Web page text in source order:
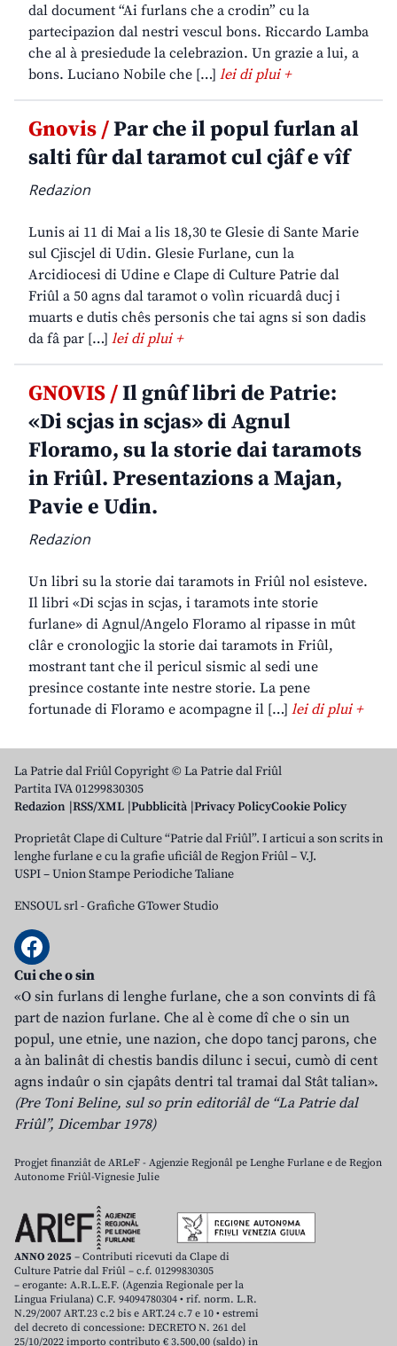
dal document “Ai furlans che a crodin” cu la
partecipazion dal nestri vescul bons. Riccardo Lamba
che al à presiedude la celebrazion. Un grazie a lui, a
bons. Luciano Nobile che […] lei di plui +
Gnovis /Par che il popul furlan al
salti fûr dal taramot cul cjâf e vîf
Redazion
Lunis ai 11 di Mai a lis 18,30 te Glesie di Sante Marie
sul Cjiscjel di Udin. Glesie Furlane, cun la
Arcidiocesi di Udine e Clape di Culture Patrie dal
Friûl a 50 agns dal taramot o volìn ricuardâ ducj i
muarts e dutis chês personis che tai agns si son dadis
da fâ par […] lei di plui +
GNOVIS /Il gnûf libri de Patrie:
«Di scjas in scjas» di Agnul
Floramo, su la storie dai taramots
in Friûl. Presentazions a Majan,
Pavie e Udin.
Redazion
Un libri su la storie dai taramots in Friûl nol esisteve.
Il libri «Di scjas in scjas, i taramots inte storie
furlane» di Agnul/Angelo Floramo al ripasse in mût
clâr e cronologjic la storie dai taramots in Friûl,
mostrant tant che il pericul sismic al sedi une
presince costante inte nestre storie. La pene
fortunade di Floramo e acompagne il […] lei di plui +
La Patrie dal Friûl Copyright © La Patrie dal Friûl
Partita IVA 01299830305
Redazion RSS/XML Pubblicità Privacy PolicyCookie Policy
Proprietât Clape di Culture “Patrie dal Friûl”. I articui a son scrits in
lenghe furlane e cu la grafie uficiâl de Regjon Friûl – V.J.
USPI – Union Stampe Periodiche Taliane
ENSOUL srl-Grafiche GTower Studio
Cui che o sin
«O sin furlans di lenghe furlane, che a son convints di fâ
part de nazion furlane. Che al è come dî che o sin un
popul, une etnie, une nazion, che dopo tancj parons, che
a àn balinât di chestis bandis dilunc i secui, cumò di cent
agns indaûr o sin cjapâts dentri tal tramai dal Stât talian».
(Pre Toni Beline, sul so prin editoriâl de “La Patrie dal
Friûl”, Dicembar 1978)
Progjet finanziât de ARLeF - Agjenzie Regjonâl pe Lenghe Furlane e de Regjon
Autonome Friûl-Vignesie Julie
ANNO 2025 – Contributi ricevuti da Clape di
Culture Patrie dal Friûl – c.f. 01299830305
– erogante: A.R.L.E.F. (Agenzia Regionale per la
Lingua Friulana) C.F. 94094780304 • rif. norm. L.R.
N.29/2007 ART.23 c.2 bis e ART.24 c.7 e 10 • estremi
del decreto di concessione: DECRETO N. 261 del
25/10/2022 importo contributo € 3.500,00 (saldo) in